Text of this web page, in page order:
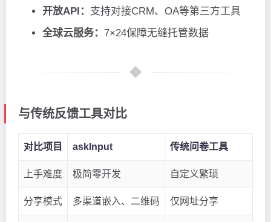
开放API： 支持对接CRM、OA等第三方工具
全球云服务： 7×24保障无缝托管数据
与传统反馈工具对比
对比项目 askInput 传统问卷工具
上手难度 极简零开发 自定义繁琐
分享模式 多渠道嵌入、二维码 仅网址分享